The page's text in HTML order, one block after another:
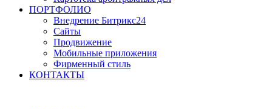
ПОРТФОЛИО
Внедрение Битрикс24
Сайты
Продвижение
Мобильные приложения
Фирменный стиль
КОНТАКТЫ